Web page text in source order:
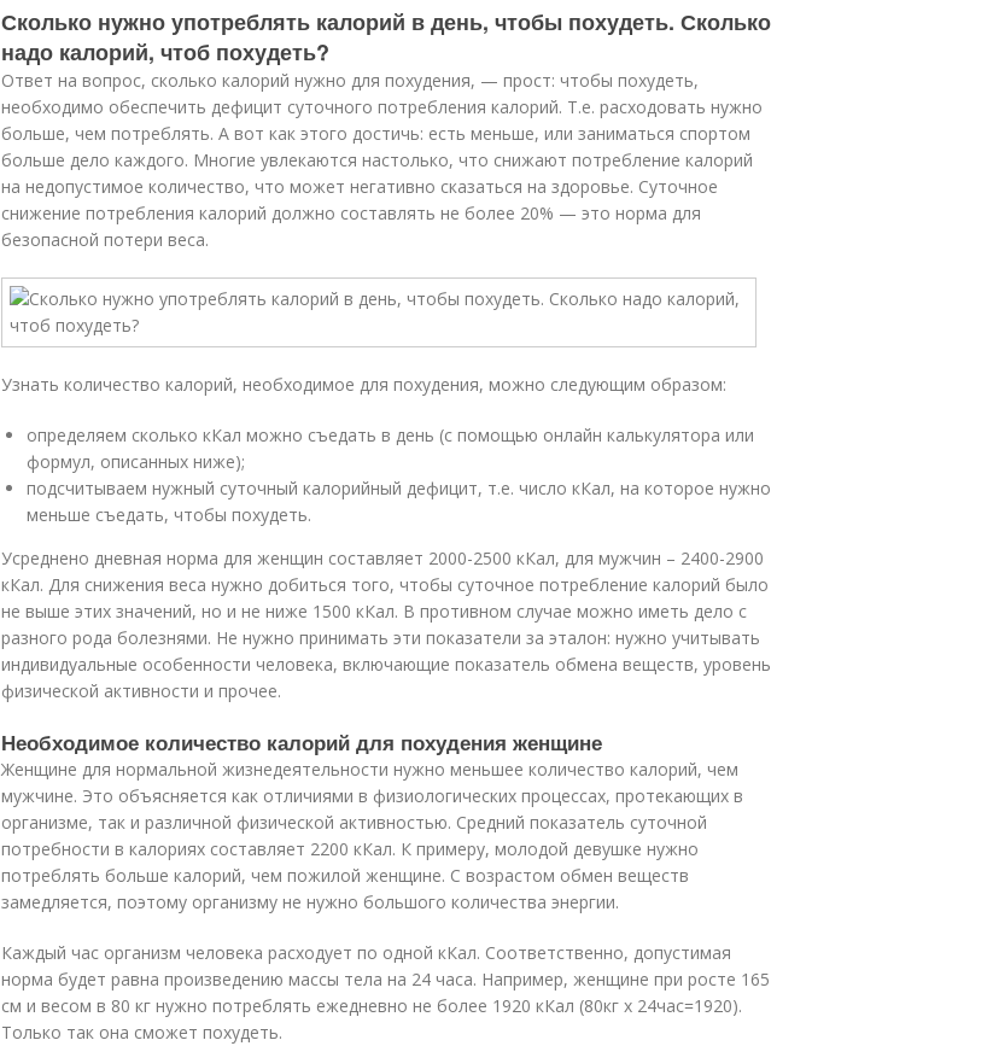
Сколько нужно употреблять калорий в день, чтобы похудеть. Сколько
надо калорий, чтоб похудеть?
Ответ на вопрос, сколько калорий нужно для похудения, — прост: чтобы похудеть,
необходимо обеспечить дефицит суточного потребления калорий. Т.е. расходовать нужно
больше, чем потреблять. А вот как этого достичь: есть меньше, или заниматься спортом
больше дело каждого. Многие увлекаются настолько, что снижают потребление калорий
на недопустимое количество, что может негативно сказаться на здоровье. Суточное
снижение потребления калорий должно составлять не более 20% — это норма для
безопасной потери веса.
Узнать количество калорий, необходимое для похудения, можно следующим образом:
определяем сколько кКал можно съедать в день (с помощью онлайн калькулятора или
формул, описанных ниже);
подсчитываем нужный суточный калорийный дефицит, т.е. число кКал, на которое нужно
меньше съедать, чтобы похудеть.
Усреднено дневная норма для женщин составляет 2000-2500 кКал, для мужчин – 2400-2900
кКал. Для снижения веса нужно добиться того, чтобы суточное потребление калорий было
не выше этих значений, но и не ниже 1500 кКал. В противном случае можно иметь дело с
разного рода болезнями. Не нужно принимать эти показатели за эталон: нужно учитывать
индивидуальные особенности человека, включающие показатель обмена веществ, уровень
физической активности и прочее.
Необходимое количество калорий для похудения женщине
Женщине для нормальной жизнедеятельности нужно меньшее количество калорий, чем
мужчине. Это объясняется как отличиями в физиологических процессах, протекающих в
организме, так и различной физической активностью. Средний показатель суточной
потребности в калориях составляет 2200 кКал. К примеру, молодой девушке нужно
потреблять больше калорий, чем пожилой женщине. С возрастом обмен веществ
замедляется, поэтому организму не нужно большого количества энергии.
Каждый час организм человека расходует по одной кКал. Соответственно, допустимая
норма будет равна произведению массы тела на 24 часа. Например, женщине при росте 165
см и весом в 80 кг нужно потреблять ежедневно не более 1920 кКал (80кг х 24час=1920).
Только так она сможет похудеть.